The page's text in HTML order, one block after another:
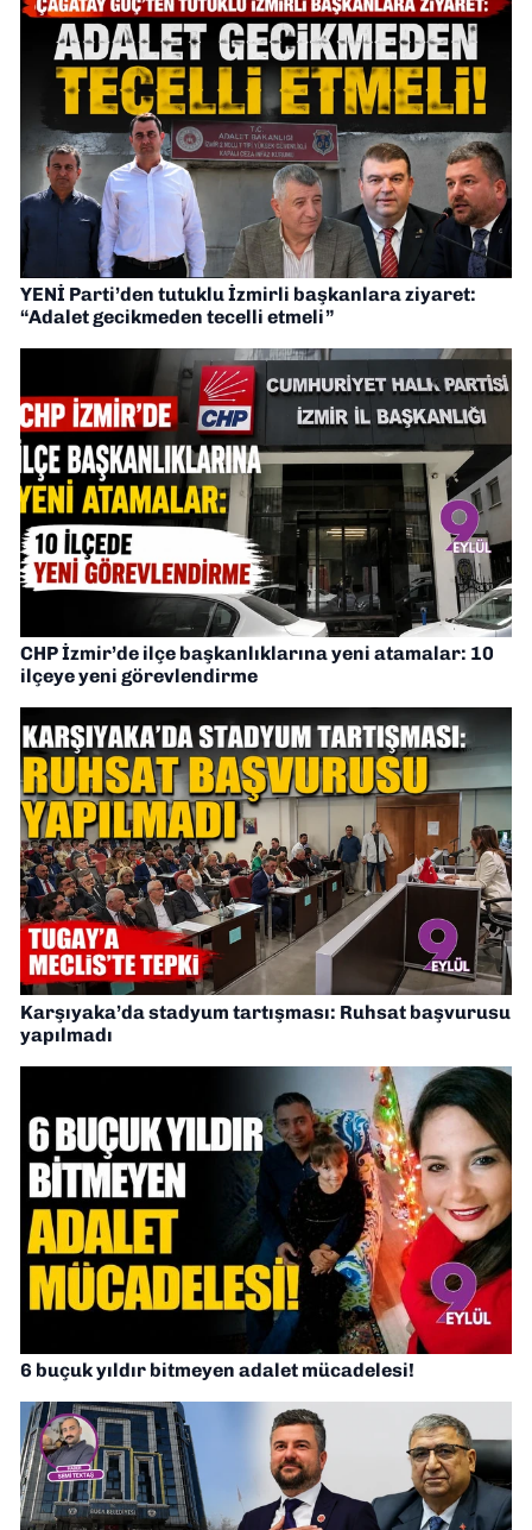
YENİ Parti’den tutuklu İzmirli başkanlara ziyaret:
“Adalet gecikmeden tecelli etmeli”
CHP İzmir’de ilçe başkanlıklarına yeni atamalar: 10
ilçeye yeni görevlendirme
Karşıyaka’da stadyum tartışması: Ruhsat başvurusu
yapılmadı
6 buçuk yıldır bitmeyen adalet mücadelesi!